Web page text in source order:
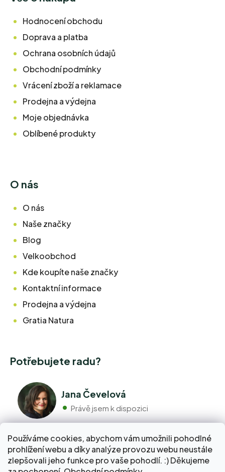
Používáme cookies, abychom vám umožnili pohodlné
prohlížení webu a díky analýze provozu webu neustále
zlepšovali jeho funkce pro vaše pohodlí. :) Děkujeme
Hodnocení obchodu
Doprava a platba
Ochrana osobních údajů
Obchodní podmínky
Vrácení zboží a reklamace
Prodejna a výdejna
Moje objednávka
Oblíbené produkty
O nás
O nás
Naše značky
Blog
Velkoobchod
Kde koupíte naše značky
Kontaktní informace
Prodejna a výdejna
Gratia Natura
Potřebujete radu?
Jana Čevelová
Právě jsem k dispozici
+420 776 298 517
Volejte pondělí - pátek 9:00 až 17:00
info@pravebio.cz